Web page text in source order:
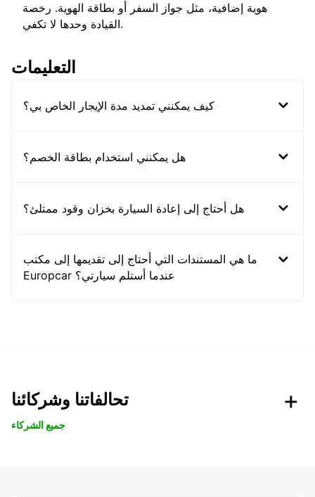
هوية إضافية، مثل جواز السفر أو بطاقة الهوية. رخصة
القيادة وحدها لا تكفي.
التعليمات
كيف يمكنني تمديد مدة الإيجار الخاص بي؟
هل يمكنني استخدام بطاقة الخصم؟
هل أحتاج إلى إعادة السيارة بخزان وقود ممتلئ؟
ما هي المستندات التي أحتاج إلى تقديمها إلى مكتب
Europcar عندما أستلم سيارتي؟
تحالفاتنا وشركائنا
جميع الشركاء